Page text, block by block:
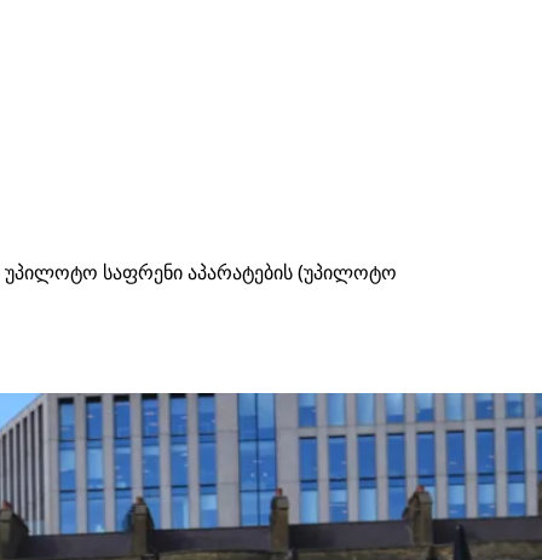
უპილოტო საფრენი აპარატების (უპილოტო